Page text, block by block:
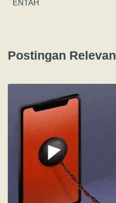
ENTAH
Postingan Relevan